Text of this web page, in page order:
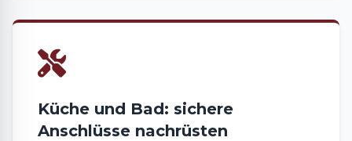
Küche und Bad: sichere
Anschlüsse nachrüsten